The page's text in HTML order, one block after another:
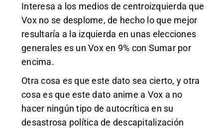
Interesa a los medios de centroizquierda que
Vox no se desplome, de hecho lo que mejor
resultaría a la izquierda en unas elecciones
generales es un Vox en 9% con Sumar por
encima.
Otra cosa es que este dato sea cierto, y otra
cosa es que este dato anime a Vox a no
hacer ningún tipo de autocrítica en su
desastrosa política de descapitalización